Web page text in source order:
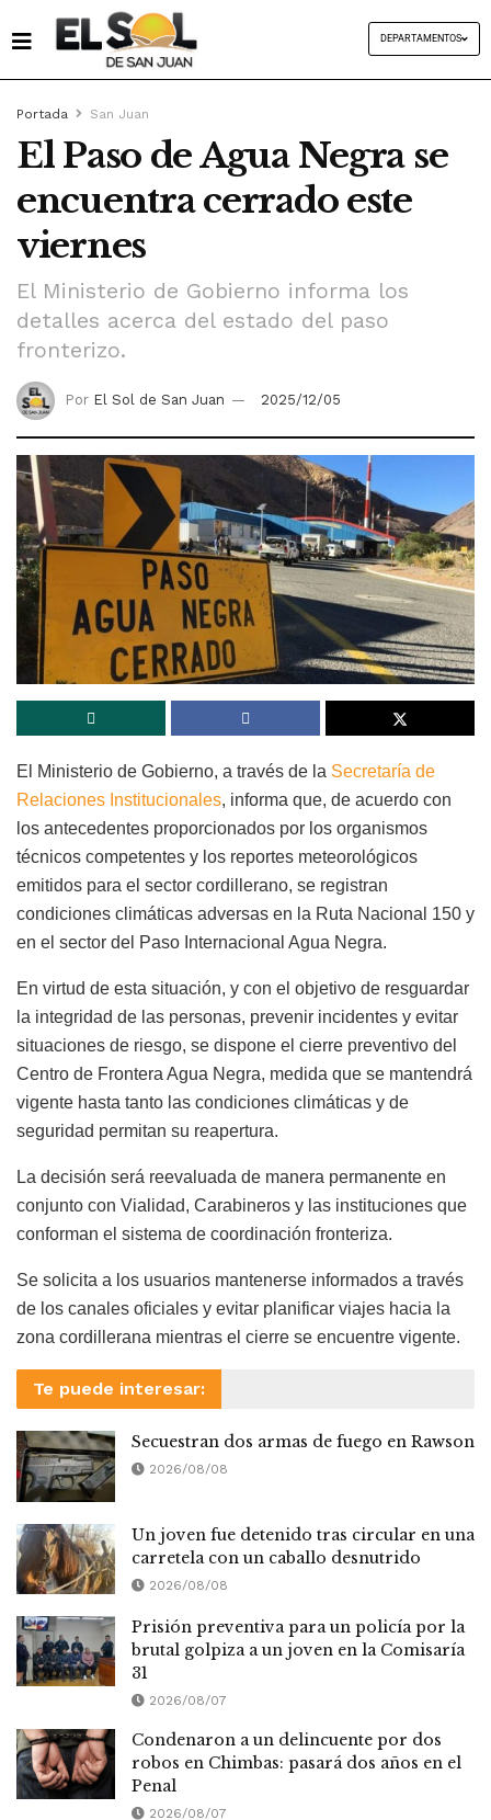
DEPARTAMENTOS
Portada San Juan
El Paso de Agua Negra se
encuentra cerrado este
viernes
El Ministerio de Gobierno informa los
detalles acerca del estado del paso
fronterizo.
Por El Sol de San Juan 2025/12/05
El Ministerio de Gobierno, a través de la Secretaría de
Relaciones Institucionales, informa que, de acuerdo con
los antecedentes proporcionados por los organismos
técnicos competentes y los reportes meteorológicos
emitidos para el sector cordillerano, se registran
condiciones climáticas adversas en la Ruta Nacional 150 y
en el sector del Paso Internacional Agua Negra.
En virtud de esta situación, y con el objetivo de resguardar
la integridad de las personas, prevenir incidentes y evitar
situaciones de riesgo, se dispone el cierre preventivo del
Centro de Frontera Agua Negra, medida que se mantendrá
vigente hasta tanto las condiciones climáticas y de
seguridad permitan su reapertura.
La decisión será reevaluada de manera permanente en
conjunto con Vialidad, Carabineros y las instituciones que
conforman el sistema de coordinación fronteriza.
Se solicita a los usuarios mantenerse informados a través
de los canales oficiales y evitar planificar viajes hacia la
zona cordillerana mientras el cierre se encuentre vigente.
Te puede interesar:
Secuestran dos armas de fuego en Rawson
2026/08/08
Un joven fue detenido tras circular en una
carretela con un caballo desnutrido
2026/08/08
Prisión preventiva para un policía por la
brutal golpiza a un joven en la Comisaría
31
2026/08/07
Condenaron a un delincuente por dos
robos en Chimbas: pasará dos años en el
Penal
2026/08/07